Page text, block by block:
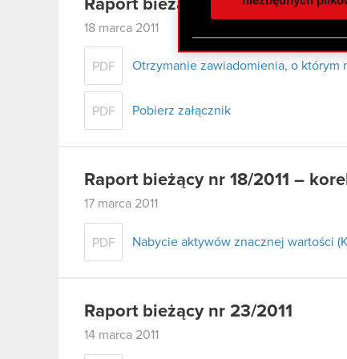
otrzymanymi od Ciebie
zgadasz się na
Raport bieżący nr 24/2011
18 marca 2011
PDF Otrzymanie zawiadomienia, o którym
PDF Pobierz załącznik
Raport bieżący nr 18/2011 –
17 marca 2011
PDF Nabycie aktywów znacznej wartości
Raport bieżący nr 23/2011
14 marca 2011